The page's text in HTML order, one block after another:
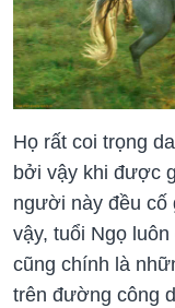
Họ rất coi trọng
bởi vậy khi được
người này đều cố
vậy, tuổi Ngọ
cũng chính là
trên đường công